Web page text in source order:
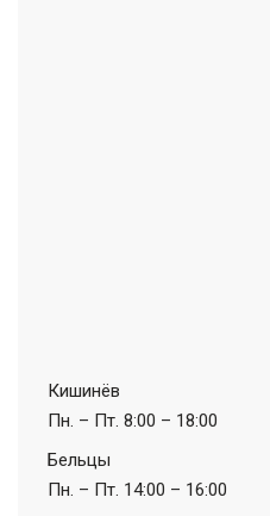
Кишинёв
Пн. – Пт. 8:00 – 18:00
Бельцы
Пн. – Пт. 14:00 – 16:00